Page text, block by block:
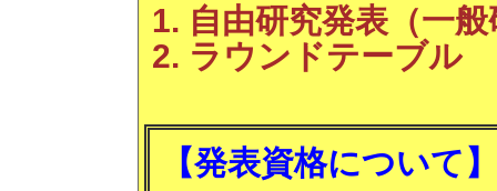
自由研究発表（一
ラウンドテーブル
【発表資格について】